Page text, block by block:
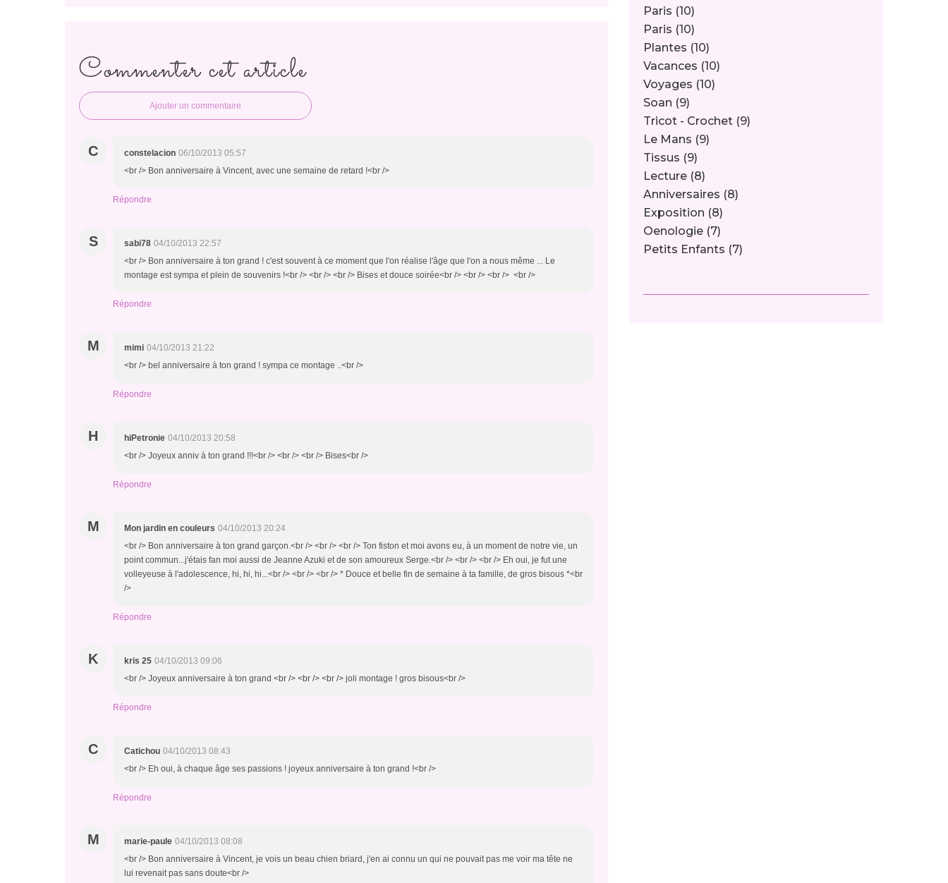
Commenter cet article
Ajouter un commentaire
C constelacion 06/10/2013 05:57
<br /> Bon anniversaire à Vincent, avec une semaine de retard !<br />
Répondre
S sabi78 04/10/2013 22:57
<br /> Bon anniversaire à ton grand ! c'est souvent à ce moment que l'on réalise l'âge que l'on a nous même ... Le
montage est sympa et plein de souvenirs !<br /> <br /> <br /> Bises et douce soirée<br /> <br /> <br /> <br />
Répondre
M mimi 04/10/2013 21:22
<br /> bel anniversaire à ton grand ! sympa ce montage ..<br />
Répondre
H hiPetronie 04/10/2013 20:58
<br /> Joyeux anniv à ton grand !!!<br /> <br /> <br /> Bises<br />
Répondre
M Mon jardin en couleurs 04/10/2013 20:24
<br /> Bon anniversaire à ton grand garçon.<br /> <br /> <br /> Ton fiston et moi avons eu, à un moment de notre vie, un
point commun...j'étais fan moi aussi de Jeanne Azuki et de son amoureux Serge.<br /> <br /> <br /> Eh oui, je fut une
volleyeuse à l'adolescence, hi, hi, hi...<br /> <br /> <br /> * Douce et belle fin de semaine à ta famille, de gros bisous *<br
/>
Répondre
K kris 25 04/10/2013 09:06
<br /> Joyeux anniversaire à ton grand <br /> <br /> <br /> joli montage ! gros bisous<br />
Répondre
C Catichou 04/10/2013 08:43
<br /> Eh oui, à chaque âge ses passions ! joyeux anniversaire à ton grand !<br />
Répondre
M marie-paule 04/10/2013 08:08
<br /> Bon anniversaire à Vincent, je vois un beau chien briard, j'en ai connu un qui ne pouvait pas me voir ma tête ne
lui revenait pas sans doute<br />
Paris (10)
Paris (10)
Plantes (10)
Vacances (10)
Voyages (10)
Soan (9)
Tricot - Crochet (9)
Le Mans (9)
Tissus (9)
Lecture (8)
Anniversaires (8)
Exposition (8)
Oenologie (7)
Petits Enfants (7)